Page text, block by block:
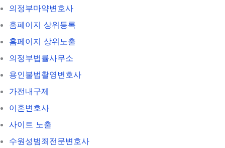
의정부마약변호사
홈페이지 상위등록
홈페이지 상위노출
의정부법률사무소
용인불법촬영변호사
가전내구제
이혼변호사
사이트 노출
수원성범죄전문변호사